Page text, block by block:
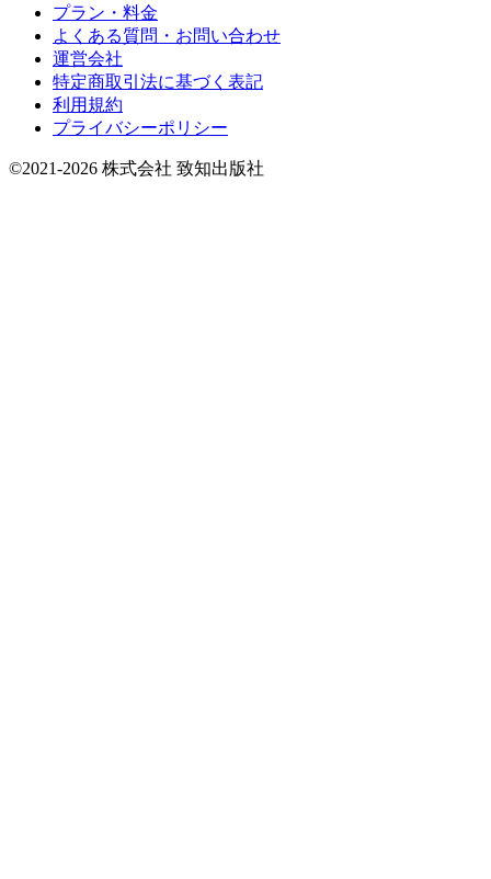
プラン・料金
よくある質問・お問い合わせ
運営会社
特定商取引法に基づく表記
利用規約
プライバシーポリシー
©2021-2026 株式会社 致知出版社